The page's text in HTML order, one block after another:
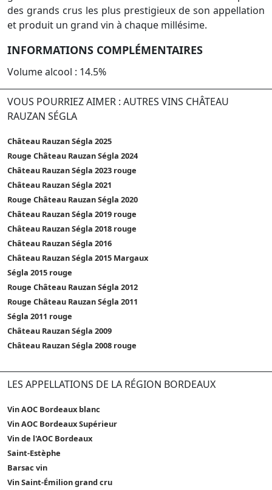
des grands crus les plus prestigieux de son appellation
et produit un grand vin à chaque millésime.
INFORMATIONS COMPLÉMENTAIRES
Volume alcool : 14.5%
VOUS POURRIEZ AIMER : AUTRES VINS CHÂTEAU
RAUZAN SÉGLA
Château Rauzan Ségla 2025
Rouge Château Rauzan Ségla 2024
Château Rauzan Ségla 2023 rouge
Château Rauzan Ségla 2021
Rouge Château Rauzan Ségla 2020
Château Rauzan Ségla 2019 rouge
Château Rauzan Ségla 2018 rouge
Château Rauzan Ségla 2016
Château Rauzan Ségla 2015 Margaux
Ségla 2015 rouge
Rouge Château Rauzan Ségla 2012
Rouge Château Rauzan Ségla 2011
Ségla 2011 rouge
Château Rauzan Ségla 2009
Château Rauzan Ségla 2008 rouge
LES APPELLATIONS DE LA RÉGION BORDEAUX
Vin AOC Bordeaux blanc
Vin AOC Bordeaux Supérieur
Vin de l'AOC Bordeaux
Saint-Estèphe
Barsac vin
Vin Saint-Émilion grand cru